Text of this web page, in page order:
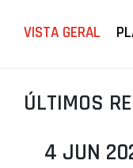
VISTA GERAL
ÚLTIMOS
4 JUN